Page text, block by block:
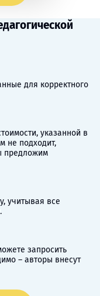
для корректного
указанной в
не подходит,
предложим
учитывая все
запросить
– авторы внесут